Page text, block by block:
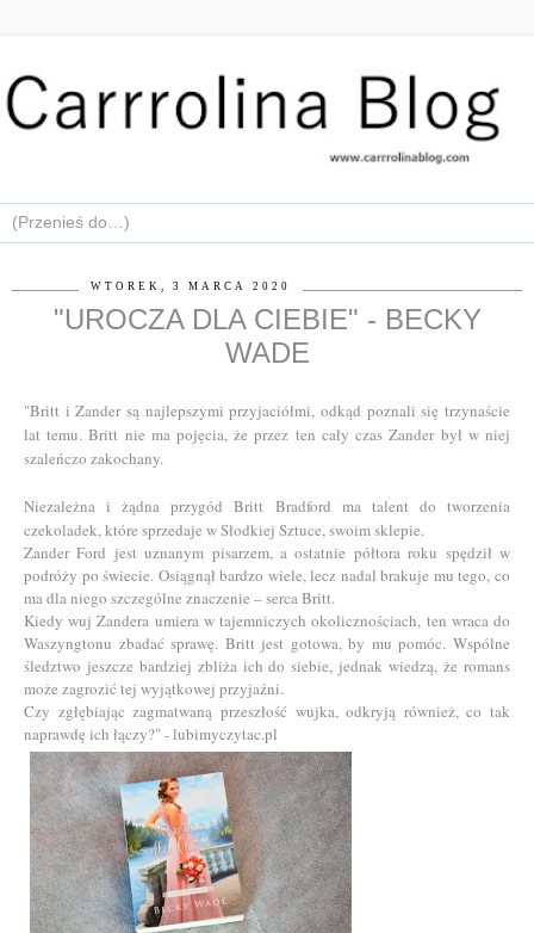
WTOREK, 3 MARCA 2020
"UROCZA DLA CIEBIE" - BECKY
WADE
"Britt i Zander są najlepszymi przyjaciółmi, odkąd poznali się trzynaście
lat temu. Britt nie ma pojęcia, że przez ten cały czas Zander był w niej
szaleńczo zakochany.
Niezależna i żądna przygód Britt Bradford ma talent do tworzenia
czekoladek, które sprzedaje w Słodkiej Sztuce, swoim sklepie.
Zander Ford jest uznanym pisarzem, a ostatnie półtora roku spędził w
podróży po świecie. Osiągnął bardzo wiele, lecz nadal brakuje mu tego, co
ma dla niego szczególne znaczenie – serca Britt.
Kiedy wuj Zandera umiera w tajemniczych okolicznościach, ten wraca do
Waszyngtonu zbadać sprawę. Britt jest gotowa, by mu pomóc. Wspólne
śledztwo jeszcze bardziej zbliża ich do siebie, jednak wiedzą, że romans
może zagrozić tej wyjątkowej przyjaźni.
Czy zgłębiając zagmatwaną przeszłość wujka, odkryją również, co tak
naprawdę ich łączy?" - lubimyczytac.pl